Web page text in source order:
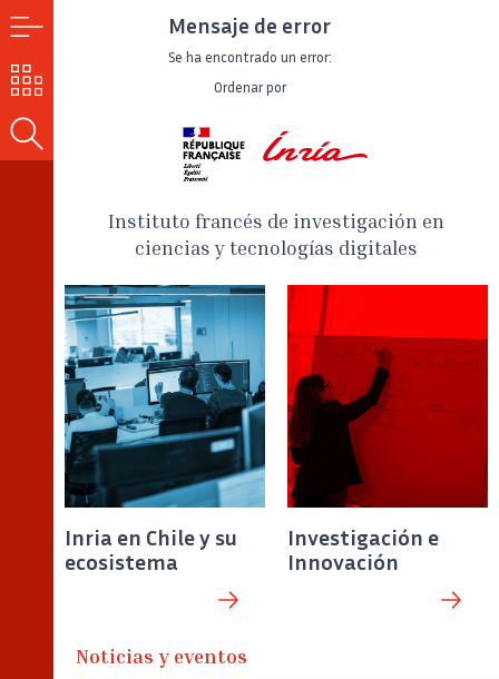
Mensaje de error
Se ha encontrado un error:
Ordenar por
MENÚ
NUESTROS
RETOS
BUSCAR
Instituto francés de investigación en
ciencias y tecnologías digitales
Inria en Chile y su
ecosistema
Investigación e
Innovación
Noticias y eventos